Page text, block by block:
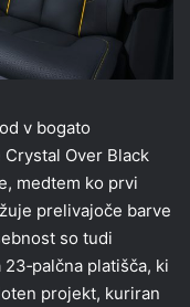
v bogato
Over Black
medtem ko prvi
prelivajoče barve
so tudi
platišča, ki
projekt, kuriran